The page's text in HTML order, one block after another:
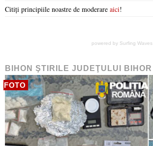
Citiți principiile noastre de moderare aici!
powered by Surfing Waves
BIHON ŞTIRILE JUDEŢULUI BIHOR
FOTO